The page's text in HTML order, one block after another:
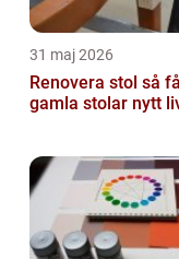
31 maj 2026
Renovera stol så får
gamla stolar nytt